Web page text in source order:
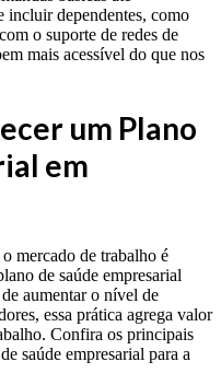
incluir dependentes, como
o suporte de redes de
mais acessível do que nos
um Plano
em
mercado de trabalho é
de saúde empresarial
aumentar o nível de
essa prática agrega valor
Confira os principais
saúde empresarial para a